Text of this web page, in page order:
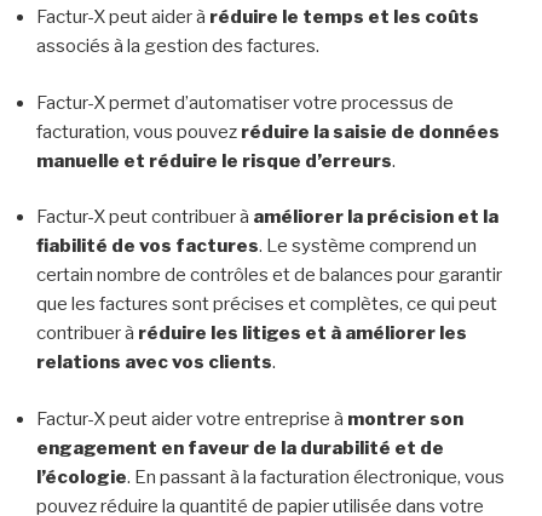
Factur-X peut aider à réduire le temps et les coûts
associés à la gestion des factures.
Factur-X permet d’automatiser votre processus de
facturation, vous pouvez réduire la saisie de données
manuelle et réduire le risque d’erreurs.
Factur-X peut contribuer à améliorer la précision et la
fiabilité de vos factures. Le système comprend un
certain nombre de contrôles et de balances pour garantir
que les factures sont précises et complètes, ce qui peut
contribuer à réduire les litiges et à améliorer les
relations avec vos clients.
Factur-X peut aider votre entreprise à montrer son
engagement en faveur de la durabilité et de
l’écologie. En passant à la facturation électronique, vous
pouvez réduire la quantité de papier utilisée dans votre